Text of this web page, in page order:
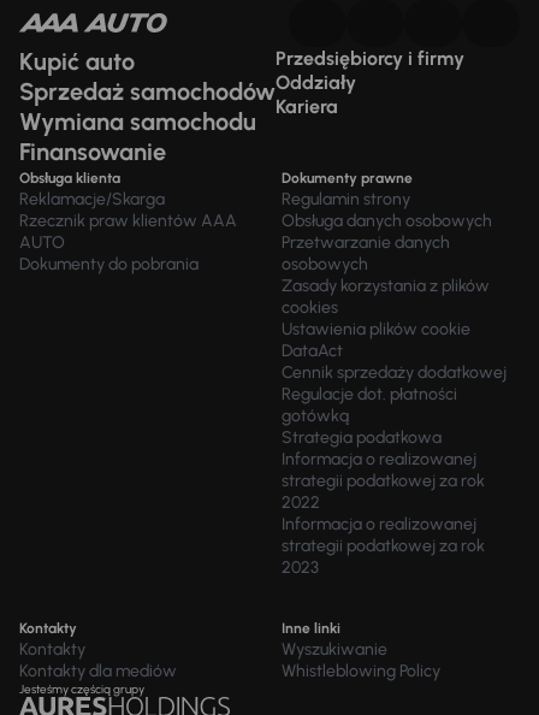
Kupić auto
Sprzedaż samochodów
Wymiana samochodu
Finansowanie
Przedsiębiorcy i firmy
Oddziały
Kariera
Obsługa klienta
Reklamacje/Skarga
Rzecznik praw klientów AAA
AUTO
Dokumenty do pobrania
Dokumenty prawne
Regulamin strony
Obsługa danych osobowych
Przetwarzanie danych
osobowych
Zasady korzystania z plików
cookies
Ustawienia plików cookie
DataAct
Cennik sprzedaży dodatkowej
Regulacje dot. płatności
gotówką
Strategia podatkowa
Informacja o realizowanej
strategii podatkowej za rok
2022
Informacja o realizowanej
strategii podatkowej za rok
2023
Kontakty
Kontakty
Kontakty dla mediów
Inne linki
Wyszukiwanie
Whistleblowing Policy
Jesteśmy częścią grupy